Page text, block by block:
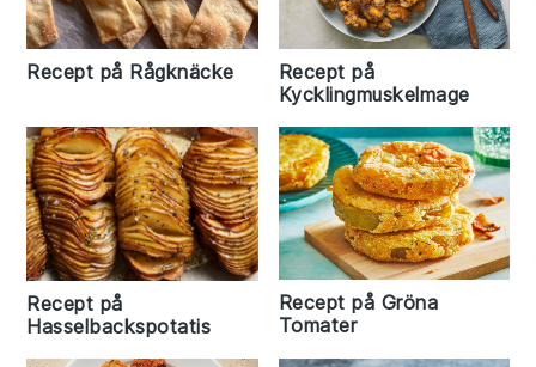
Recept på Rågknäcke
Recept på
Kycklingmuskelmage
Recept på
Hasselbackspotatis
Recept på Gröna
Tomater